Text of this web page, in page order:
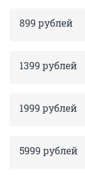
899 рублей
1399 рублей
1999 рублей
5999 рублей